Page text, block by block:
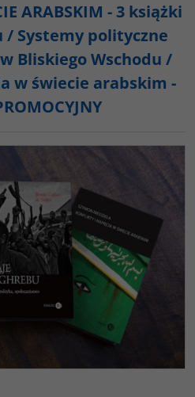
ARABSKIM - 3 książki
/ Systemy polityczne
Bliskiego Wschodu /
w świecie arabskim -